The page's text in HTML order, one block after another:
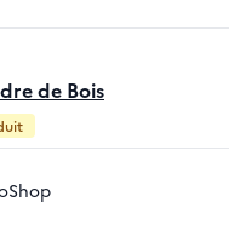
de Bois